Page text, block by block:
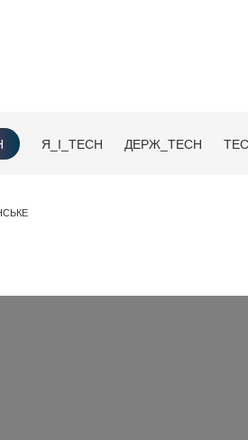
Я_І_TECH ДЕРЖ_TECH